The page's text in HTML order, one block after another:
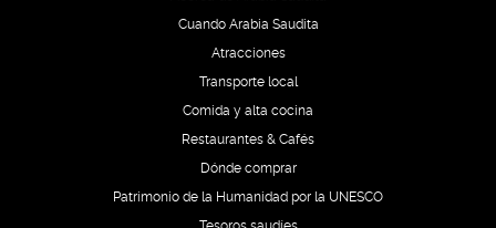
Cuando Arabia Saudita
Atracciones
Transporte local
Comida y alta cocina
Restaurantes & Cafés
Dónde comprar
Patrimonio de la Humanidad por la UNESCO
Tesoros saudíes